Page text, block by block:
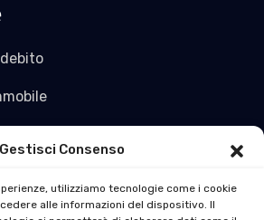
Gestisci Consenso
utilizziamo tecnologie come i cookie
alle informazioni del dispositivo. Il